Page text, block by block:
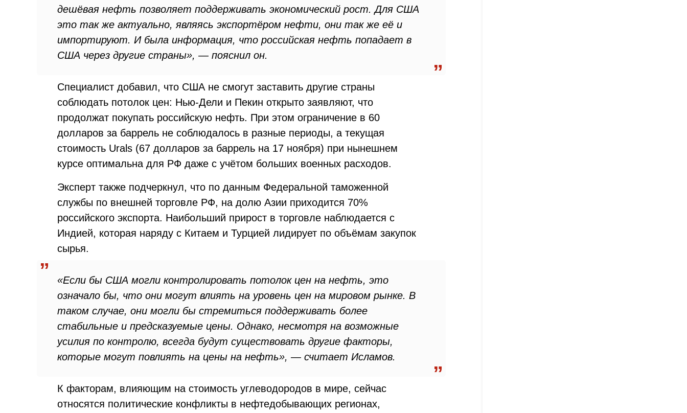
дешёвая нефть позволяет поддерживать экономический рост. Для США
это так же актуально, являясь экспортёром нефти, они так же её и
импортируют. И была информация, что российская нефть попадает в
США через другие страны», — пояснил он.
Специалист добавил, что США не смогут заставить другие страны
соблюдать потолок цен: Нью-Дели и Пекин открыто заявляют, что
продолжат покупать российскую нефть. При этом ограничение в 60
долларов за баррель не соблюдалось в разные периоды, а текущая
стоимость Urals (67 долларов за баррель на 17 ноября) при нынешнем
курсе оптимальна для РФ даже с учётом больших военных расходов.
Эксперт также подчеркнул, что по данным Федеральной таможенной
службы по внешней торговле РФ, на долю Азии приходится 70%
российского экспорта. Наибольший прирост в торговле наблюдается с
Индией, которая наряду с Китаем и Турцией лидирует по объёмам закупок
сырья.
«Если бы США могли контролировать потолок цен на нефть, это
означало бы, что они могут влиять на уровень цен на мировом рынке. В
таком случае, они могли бы стремиться поддерживать более
стабильные и предсказуемые цены. Однако, несмотря на возможные
усилия по контролю, всегда будут существовать другие факторы,
которые могут повлиять на цены на нефть», — считает Исламов.
К факторам, влияющим на стоимость углеводородов в мире, сейчас
относятся политические конфликты в нефтедобывающих регионах,